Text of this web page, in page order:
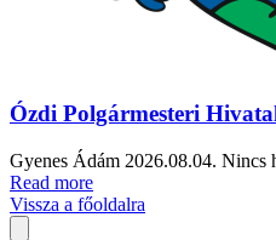
Ózdi Polgármesteri
Gyenes Ádám 2026.08.04. Nincs
Read more
Vissza a főoldalra